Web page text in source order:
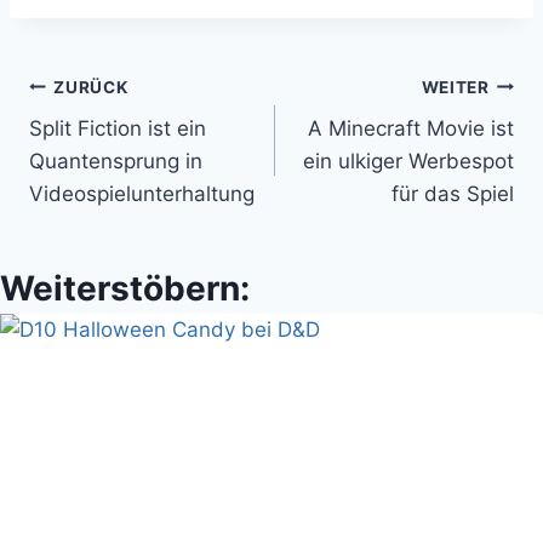
Beitragsnavigation
ZURÜCK
Split Fiction ist ein
Quantensprung in
Videospielunterhaltung
WEITER
A Minecraft Movie ist
ein ulkiger Werbespot
für das Spiel
Weiterstöbern: